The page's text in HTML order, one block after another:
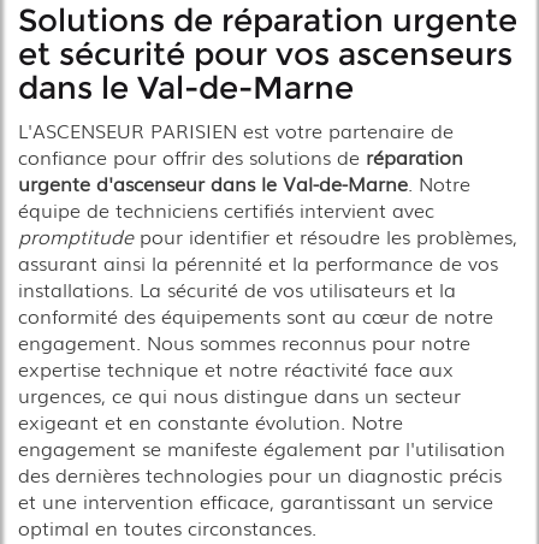
Solutions de réparation urgente
et sécurité pour vos ascenseurs
dans le Val-de-Marne
L'ASCENSEUR PARISIEN est votre partenaire de
confiance pour offrir des solutions de réparation
urgente d'ascenseur dans le Val-de-Marne. Notre
équipe de techniciens certifiés intervient avec
promptitudepour identifier et résoudre les problèmes,
assurant ainsi la pérennité et la performance de vos
installations. La sécurité de vos utilisateurs et la
conformité des équipements sont au cœur de notre
engagement. Nous sommes reconnus pour notre
expertise technique et notre réactivité face aux
urgences, ce qui nous distingue dans un secteur
exigeant et en constante évolution. Notre
engagement se manifeste également par l'utilisation
des dernières technologies pour un diagnostic précis
et une intervention efficace, garantissant un service
optimal en toutes circonstances.